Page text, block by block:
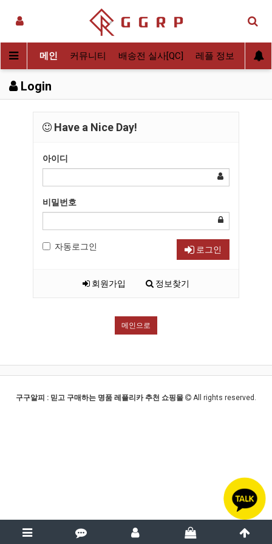
메인 커뮤니티 배송전 실사[QC] 레플 정보 후기
Login
Have a Nice Day!
아이디
비밀번호
자동로그인 로그인
회원가입 정보찾기
메인으로
구구알피 : 믿고 구매하는 명품 레플리카 추천 쇼핑몰 All rights reserved.